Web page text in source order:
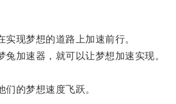
现梦想的道路上加速前行。
加速器，就可以让梦想加速实现。
的梦想速度飞跃。